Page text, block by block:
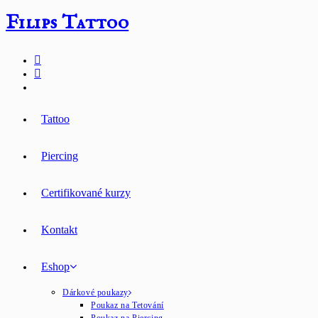
Přejít
k
Filips Tattoo
Tattoo
Piercing
Certifikované kurzy
Kontakt
Eshop
Dárkové poukazy
Poukaz na Tetování